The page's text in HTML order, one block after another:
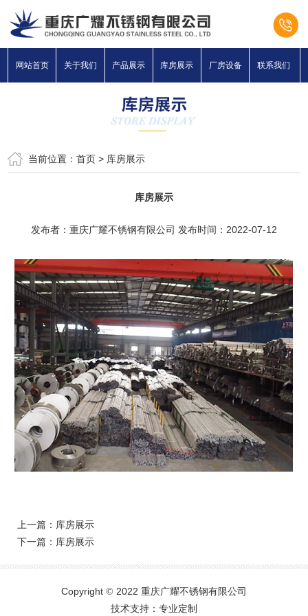
网站首页 关于我们 产品展示 库房展示 厂房设备 联系我们
当前位置：首页 > 库房展示
库房展示
发布者：重庆广耀不锈钢有限公司 发布时间：2022-07-12
上一篇： 库房展示
下一篇： 库房展示
Copyright © 2022 重庆广耀不锈钢有限公司
技术支持：专业定制